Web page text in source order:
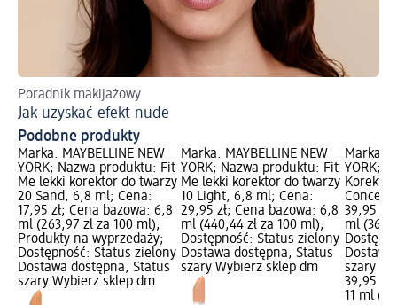
Poradnik makijażowy
Jak uzyskać efekt nude
Podobne produkty
Marka: MAYBELLINE NEW
YORK; Nazwa produktu: Fit
Me lekki korektor do twarzy
20 Sand, 6,8 ml; Cena:
17,95 zł; Cena bazowa: 6,8
ml (263,97 zł za 100 ml);
Produkty na wyprzedaży;
Dostępność: Status zielony
Dostawa dostępna, Status
szary Wybierz sklep dm
Marka: MAYBELLINE NEW
YORK; Nazwa produktu: Fit
Me lekki korektor do twarzy
10 Light, 6,8 ml; Cena:
29,95 zł; Cena bazowa: 6,8
ml (440,44 zł za 100 ml);
Dostępność: Status zielony
Dostawa dostępna, Status
szary Wybierz sklep dm
Marka:
YORK;
39,95
ml
szary
39,95 zł
11 ml